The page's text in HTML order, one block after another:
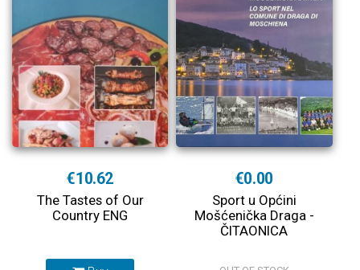
€10.62
The Tastes of Our
Country ENG
€0.00
Sport u Općini
Mošćenička Draga -
ČITAONICA